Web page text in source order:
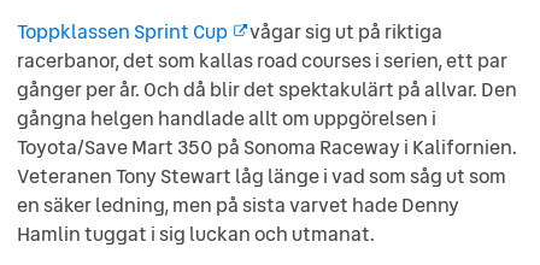
Toppklassen Sprint Cup
vågar sig ut på riktiga
racerbanor, det som kallas road courses i serien, ett par
gånger per år. Och då blir det spektakulärt på allvar. Den
gångna helgen handlade allt om uppgörelsen i
Toyota/Save Mart 350 på Sonoma Raceway i Kalifornien.
Veteranen Tony Stewart låg länge i vad som såg ut som
en säker ledning, men på sista varvet hade Denny
Hamlin tuggat i sig luckan och utmanat.